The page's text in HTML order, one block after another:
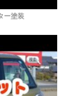
ー塗装